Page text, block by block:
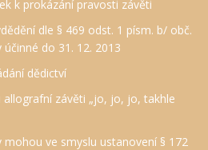
k prokázání pravosti závěti
dle § 469 odst. 1 písm. b/ obč.
do 31. 12. 2013
dědictví
allografní závěti „jo, jo, jo, takhle
mohou ve smyslu ustanovení § 172